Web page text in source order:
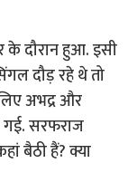
के दौरान हुआ. इसी
दौड़ रहे थे तो
अभद्र और
गई. सरफराज
बैठी हैं? क्या